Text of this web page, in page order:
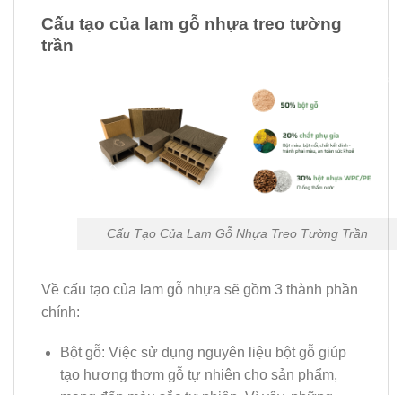
Cấu tạo của lam gỗ nhựa treo tường
trần
Cấu Tạo Của Lam Gỗ Nhựa Treo Tường Trần
Về cấu tạo của lam gỗ nhựa sẽ gồm 3 thành phần
chính:
Bột gỗ: Việc sử dụng nguyên liệu bột gỗ giúp
tạo hương thơm gỗ tự nhiên cho sản phẩm,